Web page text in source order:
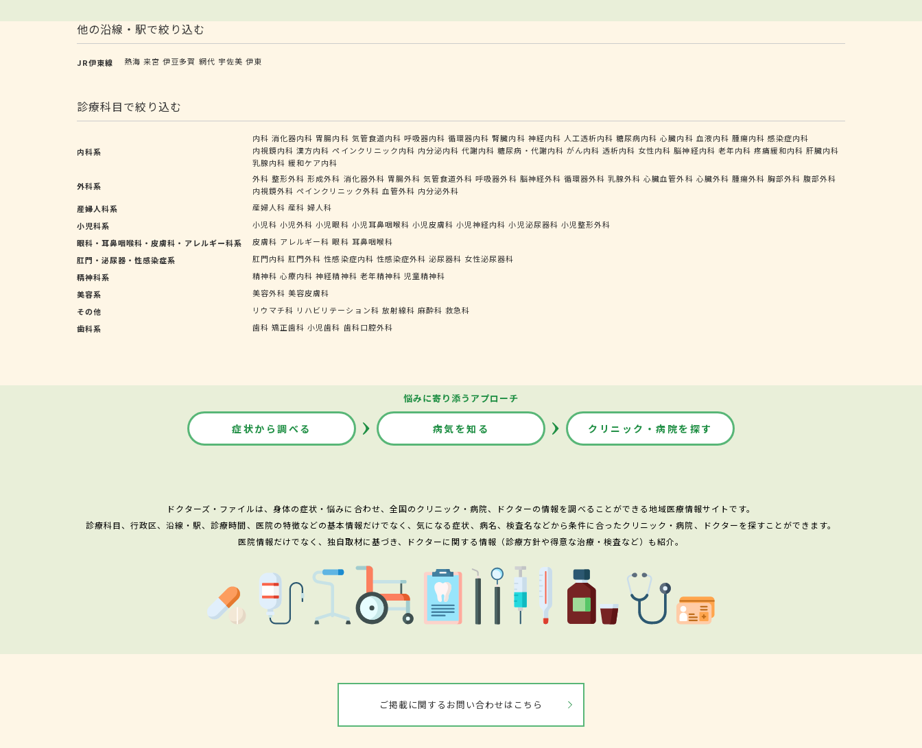
他の沿線・駅で絞り込む
JR伊東線 熱海 来宮 伊豆多賀 網代 宇佐美 伊東
診療科目で絞り込む
内科系
内科 消化器内科 胃腸内科 気管食道内科 呼吸器内科 循環器内科 腎臓内科 神経内科 人工透析内科 糖尿病内科 心臓内科 血液内科 腫瘍内科 感染症内科
内視鏡内科 漢方内科 ペインクリニック内科 内分泌内科 代謝内科 糖尿病・代謝内科 がん内科 透析内科 女性内科 脳神経内科 老年内科 疼痛緩和内科 肝臓内科
乳腺内科 緩和ケア内科
外科系
外科 整形外科 形成外科 消化器外科 胃腸外科 気管食道外科 呼吸器外科 脳神経外科 循環器外科 乳腺外科 心臓血管外科 心臓外科 腫瘍外科 胸部外科 腹部外科
内視鏡外科 ペインクリニック外科 血管外科 内分泌外科
産婦人科系
産婦人科 産科 婦人科
小児科系
小児科 小児外科 小児眼科 小児耳鼻咽喉科 小児皮膚科 小児神経内科 小児泌尿器科 小児整形外科
眼科・耳鼻咽喉科・皮膚科・アレルギー科系
皮膚科 アレルギー科 眼科 耳鼻咽喉科
肛門・泌尿器・性感染症系
肛門内科 肛門外科 性感染症内科 性感染症外科 泌尿器科 女性泌尿器科
精神科系
精神科 心療内科 神経精神科 老年精神科 児童精神科
美容系
美容外科 美容皮膚科
その他
リウマチ科 リハビリテーション科 放射線科 麻酔科 救急科
歯科系
歯科 矯正歯科 小児歯科 歯科口腔外科
悩みに寄り添うアプローチ
症状から調べる 病気を知る クリニック・病院を探す
ドクターズ・ファイルは、身体の症状・悩みに合わせ、全国のクリニック・病院、ドクターの情報を調べることができる地域医療情報サイトです。
診療科目、行政区、沿線・駅、診療時間、医院の特徴などの基本情報だけでなく、気になる症状、病名、検査名などから条件に合ったクリニック・病院、ドクターを探すことができます。
医院情報だけでなく、独自取材に基づき、ドクターに関する情報（診療方針や得意な治療・検査など）も紹介。
ご掲載に関するお問い合わせはこちら